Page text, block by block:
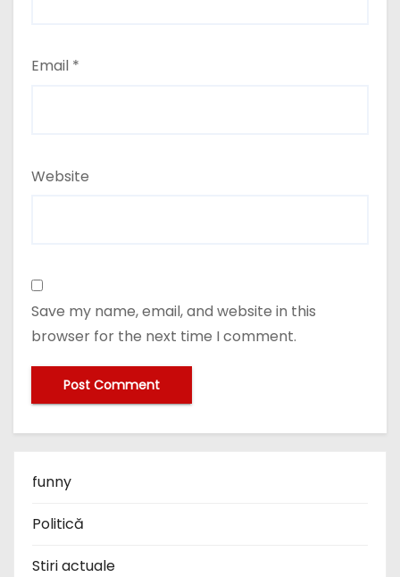
Email *
Website
Save my name, email, and website in this
browser for the next time I comment.
funny
Politică
Stiri actuale